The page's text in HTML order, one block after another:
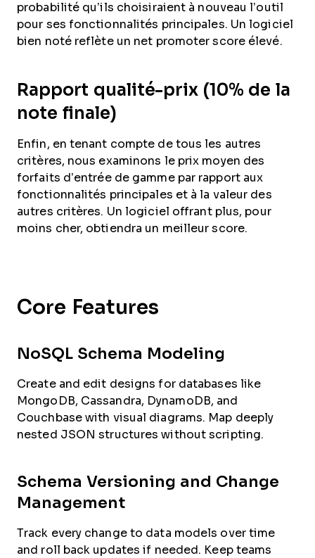
probabilité qu’ils choisiraient à nouveau l’outil
pour ses fonctionnalités principales. Un logiciel
bien noté reflète un net promoter score élevé.
Rapport qualité-prix (10% de la
note finale)
Enfin, en tenant compte de tous les autres
critères, nous examinons le prix moyen des
forfaits d’entrée de gamme par rapport aux
fonctionnalités principales et à la valeur des
autres critères. Un logiciel offrant plus, pour
moins cher, obtiendra un meilleur score.
Core Features
NoSQL Schema Modeling
Create and edit designs for databases like
MongoDB, Cassandra, DynamoDB, and
Couchbase with visual diagrams. Map deeply
nested JSON structures without scripting.
Schema Versioning and Change
Management
Track every change to data models over time
and roll back updates if needed. Keep teams